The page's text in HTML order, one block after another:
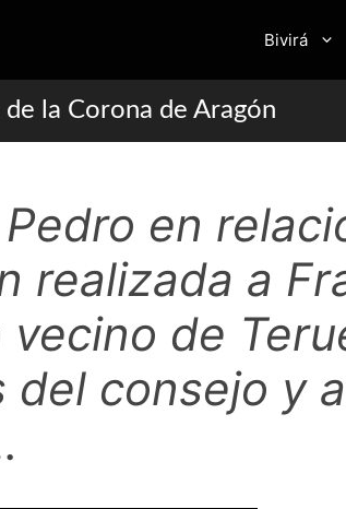
Bivirá
la Corona de Aragón
en
realizada a
de
del consejo y